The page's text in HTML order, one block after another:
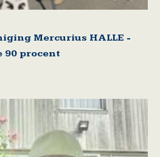
Mercurius HALLE -
90 procent